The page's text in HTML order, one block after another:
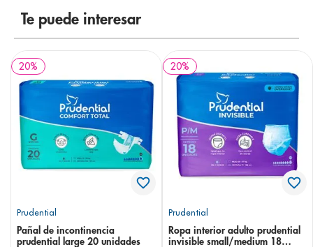
Te puede interesar
20%
Prudential
Pañal de incontinencia
prudential large 20 unidades
20%
Prudential
Ropa interior adulto prudential
invisible small/medium 18